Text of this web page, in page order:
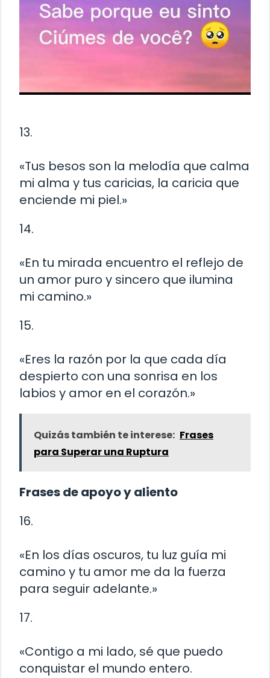
13.
«Tus besos son la melodía que calma
mi alma y tus caricias, la caricia que
enciende mi piel.»
14.
«En tu mirada encuentro el reflejo de
un amor puro y sincero que ilumina
mi camino.»
15.
«Eres la razón por la que cada día
despierto con una sonrisa en los
labios y amor en el corazón.»
Quizás también te interese: Frases
para Superar una Ruptura
Frases de apoyo y aliento
16.
«En los días oscuros, tu luz guía mi
camino y tu amor me da la fuerza
para seguir adelante.»
17.
«Contigo a mi lado, sé que puedo
conquistar el mundo entero.